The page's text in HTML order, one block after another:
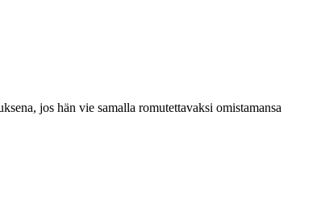
jos hän vie samalla romutettavaksi omistamansa